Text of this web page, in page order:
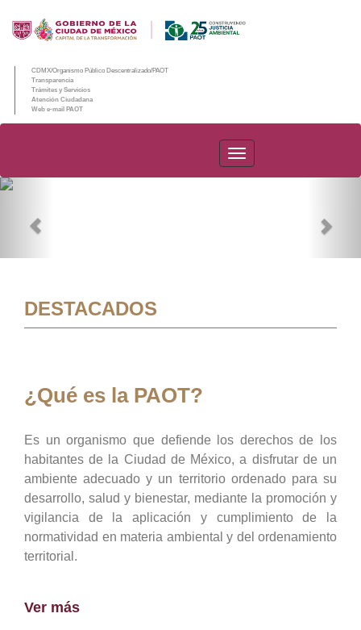
CDMX/Organismo Público Descentralizado/PAOT
Transparencia
Trámites y Servicios
Atención Ciudadana
Web e-mail PAOT
PAOT
DESTACADOS
¿Qué es la PAOT?
Es un organismo que defiende los derechos de los
habitantes de la Ciudad de México, a disfrutar de un
ambiente adecuado y un territorio ordenado para su
desarrollo, salud y bienestar, mediante la promoción y
vigilancia de la aplicación y cumplimiento de la
normatividad en materia ambiental y del ordenamiento
territorial.
Ver más